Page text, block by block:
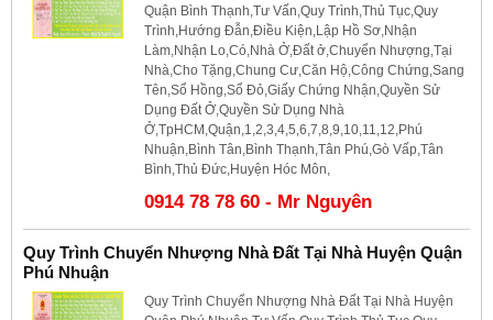
Quận Bình Thạnh,Tư Vấn,Quy Trình,Thủ Tục,Quy
Trình,Hướng Đẫn,Điều Kiện,Lập Hồ Sơ,Nhận
Làm,Nhận Lo,Có,Nhà Ở,Đất ở,Chuyển Nhượng,Tại
Nhà,Cho Tặng,Chung Cư,Căn Hộ,Công Chứng,Sang
Tên,Sổ Hồng,Sổ Đỏ,Giấy Chứng Nhận,Quyền Sử
Dụng Đất Ở,Quyền Sử Dụng Nhà
Ở,TpHCM,Quận,1,2,3,4,5,6,7,8,9,10,11,12,Phú
Nhuận,Bình Tân,Bình Thạnh,Tân Phú,Gò Vấp,Tân
Bình,Thủ Đức,Huyện Hóc Môn,
0914 78 78 60 - Mr Nguyên
Quy Trình Chuyển Nhượng Nhà Đất Tại Nhà Huyện Quận
Phú Nhuận
Quy Trình Chuyển Nhượng Nhà Đất Tại Nhà Huyện